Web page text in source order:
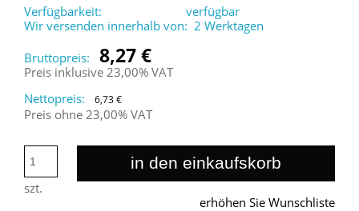
Verfügbarkeit:
verfügbar
Wir versenden innerhalb von: 2 Werktagen
Bruttopreis:
8,27 €
Preis inklusive 23,00% VAT
Nettopreis:
6,73 €
Preis ohne 23,00% VAT
szt.
in den einkaufskorb
erhöhen Sie Wunschliste